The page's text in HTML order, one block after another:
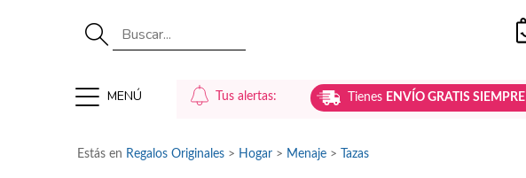
MENÚ Tus alertas: Tienes ENVÍO GRATIS SIEMPRE
Estás en Regalos Originales > Hogar > Menaje > Tazas